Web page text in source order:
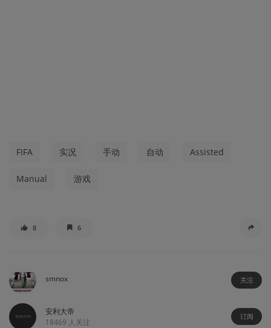
FIFA 实况 手动 自动 Assisted
Manual 游戏
8 6
smnox 关注
安利大帝
18469 人关注
订阅